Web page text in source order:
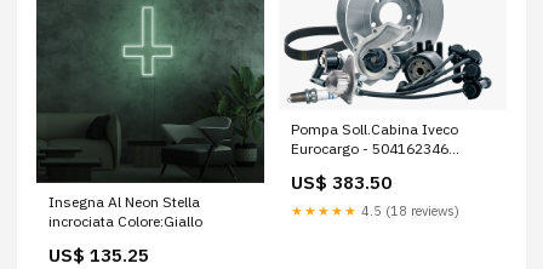
Insegna Al Neon Stella
incrociata Colore:Giallo
US$ 135.25
Pompa Soll.Cabina Iveco
Eurocargo - 504162346
US$ 383.50
★★★★★ 4.5 (18 reviews)